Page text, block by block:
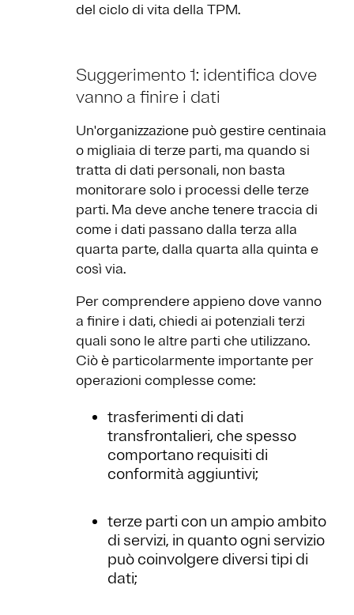
del ciclo di vita della TPM.
Suggerimento 1: identifica dove
vanno a finire i dati
Un'organizzazione può gestire centinaia
o migliaia di terze parti, ma quando si
tratta di dati personali, non basta
monitorare solo i processi delle terze
parti. Ma deve anche tenere traccia di
come i dati passano dalla terza alla
quarta parte, dalla quarta alla quinta e
così via.
Per comprendere appieno dove vanno
a finire i dati, chiedi ai potenziali terzi
quali sono le altre parti che utilizzano.
Ciò è particolarmente importante per
operazioni complesse come:
trasferimenti di dati
transfrontalieri, che spesso
comportano requisiti di
conformità aggiuntivi;
terze parti con un ampio ambito
di servizi, in quanto ogni servizio
può coinvolgere diversi tipi di
dati;